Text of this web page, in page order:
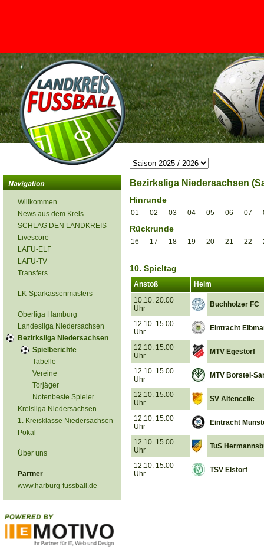
<
Willkommen
News aus dem Kreis
SCHLAG DEN LANDKREIS
Livescore
LAFU-ELF
LAFU-TV
Transfers
LK-Sparkassenmasters
Oberliga Hamburg
Landesliga Niedersachsen
Bezirksliga Niedersachsen
Spielberichte
Tabelle
Vereine
Torjäger
Notenbeste Spieler
Kreisliga Niedersachsen
1. Kreisklasse Niedersachsen
Pokal
Über uns
Partner
www.harburg-fussball.de
Bezirksliga Niedersachsen
Hinrunde
01 02 03 04 05 06 07
Rückrunde
16 17 18 19 20 21 22
10. Spieltag
Anstoß
Heim
10.10. 20.00
Uhr
Buchholzer FC
12.10. 15.00
Uhr
Eintracht
12.10. 15.00
Uhr
MTV Egestorf
12.10. 15.00
Uhr
MTV Borstel-
12.10. 15.00
Uhr
SV Altencelle
12.10. 15.00
Uhr
Eintracht
12.10. 15.00
Uhr
TuS
12.10. 15.00
Uhr
TSV Elstorf